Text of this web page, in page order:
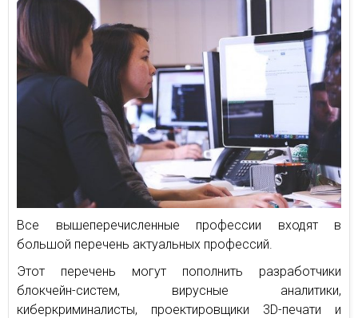
Все вышеперечисленные профессии входят в
большой перечень актуальных профессий.
Этот перечень могут пополнить разработчики
блокчейн-систем, вирусные аналитики,
киберкриминалисты, проектировщики 3D-печати и